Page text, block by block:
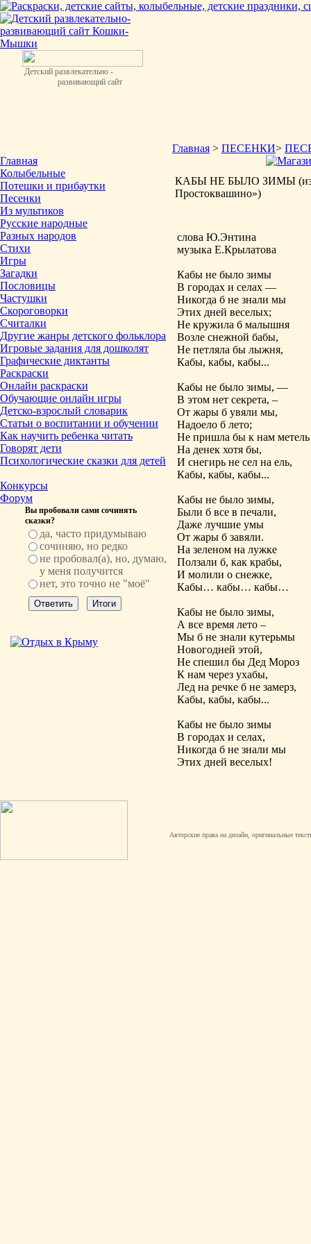
Детский развлекательно -
развивающий сайт
Главная
Колыбельные
Потешки и прибаутки
Песенки
Из мультиков
Русские народные
Разных народов
Стихи
Игры
Загадки
Пословицы
Частушки
Скороговорки
Считалки
Другие жанры детского фольклора
Игровые задания для дошколят
Графические диктанты
Раскраски
Онлайн раскраски
Обучающие онлайн игры
Детско-взрослый словарик
Статьи о воспитании и обучении
Как научить ребенка читать
Говорят дети
Психологические сказки для детей
Конкурсы
Форум
Вы пробовали сами сочинять
сказки?
да, часто придумываю
сочиняю, но редко
не пробовал(а), но, думаю,
у меня получится
нет, это точно не "моё"
Главная > ПЕСЕНКИ>
КАБЫ НЕ БЫЛО ЗИМЫ (из
Простоквашино»)
слова Ю.Энтина
музыка Е.Крылатова
Кабы не было зимы
В городах и селах —
Никогда б не знали мы
Этих дней веселых;
Не кружила б малышня
Возле снежной бабы,
Не петляла бы лыжня,
Кабы, кабы, кабы...
Кабы не было зимы, —
В этом нет секрета, –
От жары б увяли мы,
Надоело б лето;
Не пришла бы к нам метель
На денек хотя бы,
И снегирь не сел на ель,
Кабы, кабы, кабы...
Кабы не было зимы,
Были б все в печали,
Даже лучшие умы
От жары б завяли.
На зеленом на лужке
Ползали б, как крабы,
И молили о снежке,
Кабы… кабы… кабы…
Кабы не было зимы,
А все время лето –
Мы б не знали кутерьмы
Новогодней этой,
Не спешил бы Дед Мороз
К нам через ухабы,
Лед на речке б не замерз,
Кабы, кабы, кабы...
Кабы не было зимы
В городах и селах,
Никогда б не знали мы
Этих дней веселых!
Авторские права на дизайн, оригинальные